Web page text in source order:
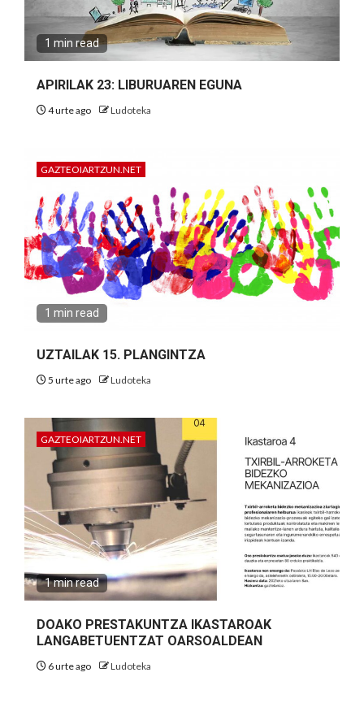
1 min read
APIRILAK 23: LIBURUAREN EGUNA
4 urte ago Ludoteka
GAZTEOIARTZUN.NET
1 min read
UZTAILAK 15. PLANGINTZA
5 urte ago Ludoteka
GAZTEOIARTZUN.NET
1 min read
DOAKO PRESTAKUNTZA IKASTAROAK
LANGABETUENTZAT OARSOALDEAN
6 urte ago Ludoteka